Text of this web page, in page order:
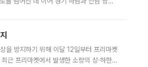
을 방지하기 위해 이달 12일부터 프리마켓
근 프리마켓에서 발생한 소량의 상·하한